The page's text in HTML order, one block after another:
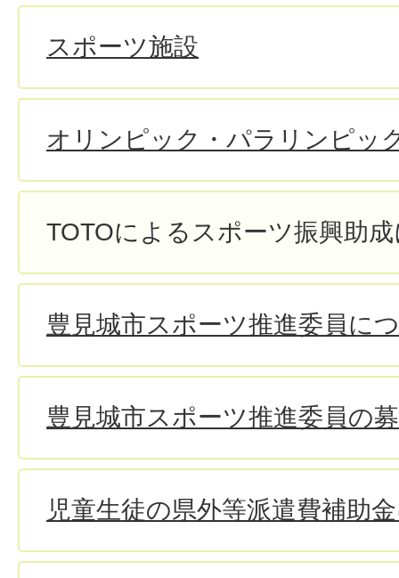
スポーツ施設
オリンピック・パラリンピッ
TOTOによるスポーツ振興助
豊見城市スポーツ推進委員に
豊見城市スポーツ推進委員の
児童生徒の県外等派遣費補助